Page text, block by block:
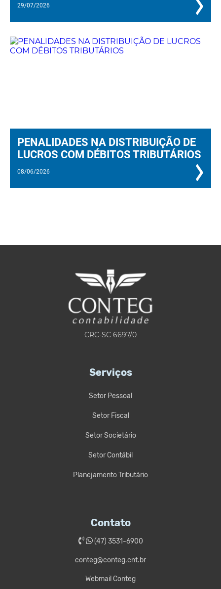
29/07/2026
PENALIDADES NA DISTRIBUIÇÃO DE
LUCROS COM DÉBITOS TRIBUTÁRIOS
08/06/2026
CRC-SC 6697/0
Serviços
Setor Pessoal
Setor Fiscal
Setor Societário
Setor Contábil
Planejamento Tributário
Contato
(47) 3531-6900
conteg@conteg.cnt.br
Webmail Conteg